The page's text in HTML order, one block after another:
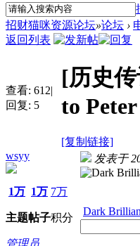
招财猫咪资源论坛»论坛 ›
返回列表
查看: 612|
回复: 5
[历史
to
[复制链接]
wsyy
1万
主题
1万
帖子
7万
积分
管理员
发表于
Dark